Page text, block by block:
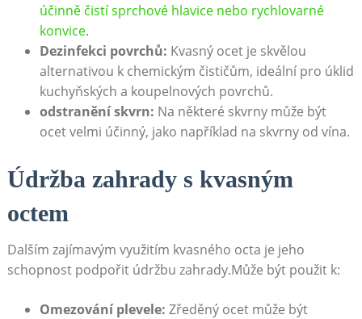
účinně čistí sprchové hlavice nebo rychlovarné
konvice.
Dezinfekci povrchů: Kvasný ⁢ocet je skvělou
alternativou k chemickým‍ čističům, ideální pro úklid
kuchyňských a koupelnových povrchů.
odstranění skvrn: Na některé skvrny může ⁤být
ocet velmi účinný, jako například na skvrny od vína.
Údržba zahrady s ⁢kvasným
octem
Dalším zajímavým využitím kvasného octa je jeho
schopnost podpořit údržbu zahrady.Může být použit k:
Omezování plevele: Zředěný ocet může být